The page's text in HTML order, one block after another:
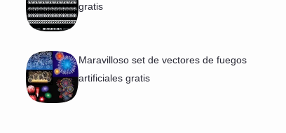
gratis
Maravilloso set de vectores de fuegos
artificiales gratis